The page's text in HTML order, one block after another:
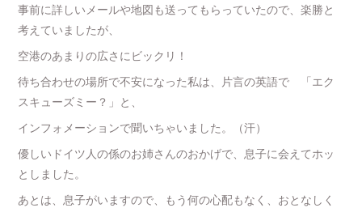
事前に詳しいメールや地図も送ってもらっていたので、楽勝と
考えていましたが、
空港のあまりの広さにビックリ！
待ち合わせの場所で不安になった私は、片言の英語で 「エク
スキューズミー？」と、
インフォメーションで聞いちゃいました。（汗）
優しいドイツ人の係のお姉さんのおかげで、息子に会えてホッ
としました。
あとは、息子がいますので、もう何の心配もなく、おとなしく